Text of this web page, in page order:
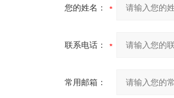
您的姓名：
联系电话：
常用邮箱：